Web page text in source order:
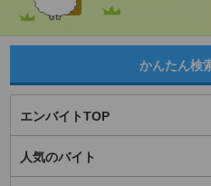
かんたん検
エンバイトTOP
人気のバイト